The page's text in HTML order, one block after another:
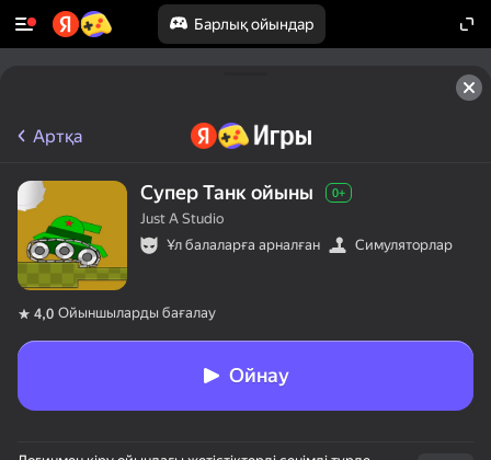
Барлық ойындар
Артқа
Супер Танк ойыны 0+
Just A Studio
Ұл балаларға арналған
Симуляторлар
4,0 Ойыншыларды бағалау
Ойнау